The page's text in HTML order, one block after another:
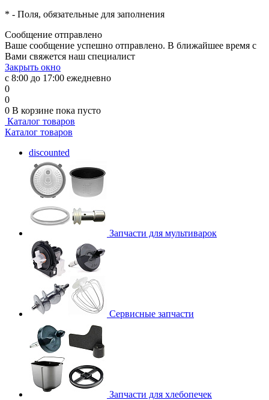
* - Поля, обязательные для заполнения
Сообщение отправлено
Ваше сообщение успешно отправлено. В ближайшее время с
Вами свяжется наш специалист
Закрыть окно
с 8:00 до 17:00 ежедневно
0
0
0 В корзине пока пусто
Каталог товаров
Каталог товаров
discounted
Запчасти для мультиварок
Сервисные запчасти
Запчасти для хлебопечек